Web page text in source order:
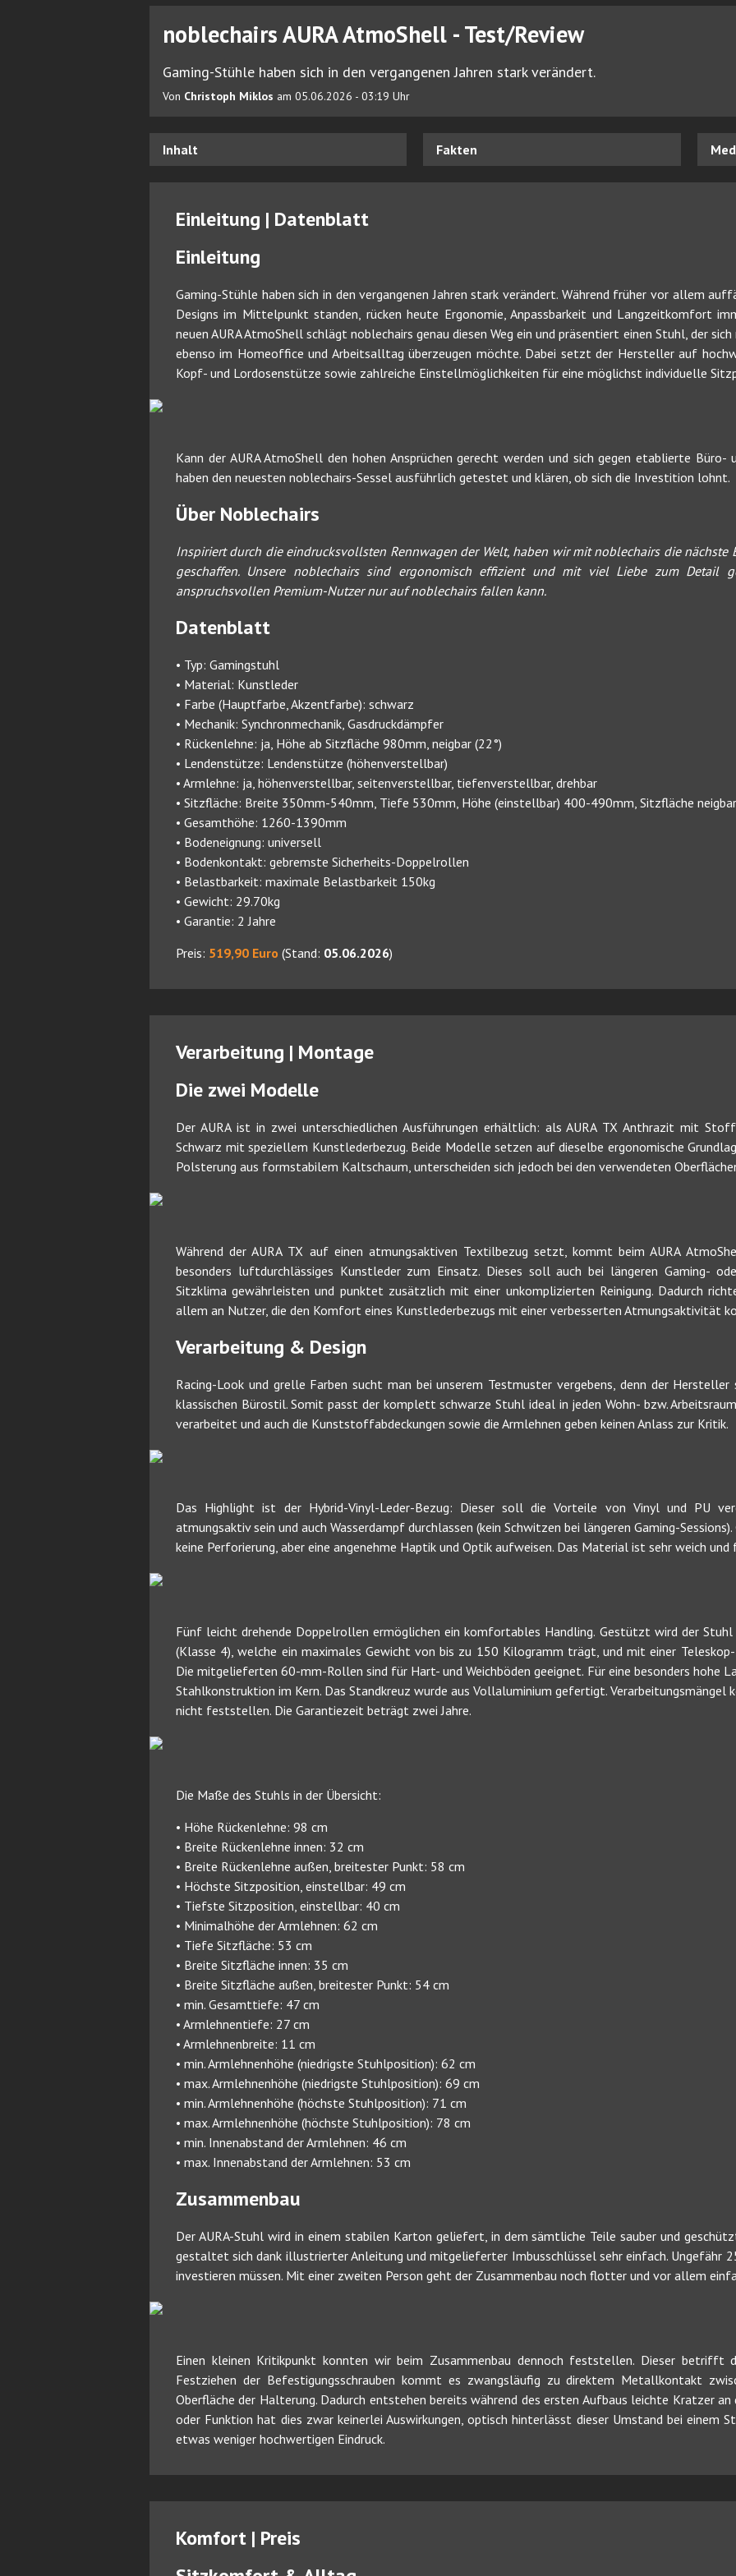
noblechairs AURA AtmoShell - Test/Review
Gaming-Stühle haben sich in den vergangenen Jahren stark verändert.
Von Christoph Miklos am 05.06.2026 - 03:19 Uhr
Inhalt Fakten
Einleitung | Datenblatt
Einleitung
Gaming-Stühle haben sich in den vergangenen Jahren stark verändert. Während früher vor allem
Designs im Mittelpunkt standen, rücken heute Ergonomie, Anpassbarkeit und Langzeitkomfort
neuen AURA AtmoShell schlägt noblechairs genau diesen Weg ein und präsentiert einen Stuhl, der
ebenso im Homeoffice und Arbeitsalltag überzeugen möchte. Dabei setzt der Hersteller auf
Kopf- und Lordosenstütze sowie zahlreiche Einstellmöglichkeiten für eine möglichst individuelle
Kann der AURA AtmoShell den hohen Ansprüchen gerecht werden und sich gegen etablierte Büro-
haben den neuesten noblechairs-Sessel ausführlich getestet und klären, ob sich die Investition lohnt.
Über Noblechairs
Inspiriert durch die eindrucksvollsten Rennwagen der Welt, haben wir mit noblechairs die nächste
geschaffen. Unsere noblechairs sind ergonomisch effizient und mit viel Liebe zum Detail
anspruchsvollen Premium-Nutzer nur auf noblechairs fallen kann.
Datenblatt
• Typ: Gamingstuhl
• Material: Kunstleder
• Farbe (Hauptfarbe, Akzentfarbe): schwarz
• Mechanik: Synchronmechanik, Gasdruckdämpfer
• Rückenlehne: ja, Höhe ab Sitzfläche 980mm, neigbar (22°)
• Lendenstütze: Lendenstütze (höhenverstellbar)
• Armlehne: ja, höhenverstellbar, seitenverstellbar, tiefenverstellbar, drehbar
• Sitzfläche: Breite 350mm-540mm, Tiefe 530mm, Höhe (einstellbar) 400-490mm, Sitzfläche
• Gesamthöhe: 1260-1390mm
• Bodeneignung: universell
• Bodenkontakt: gebremste Sicherheits-Doppelrollen
• Belastbarkeit: maximale Belastbarkeit 150kg
• Gewicht: 29.70kg
• Garantie: 2 Jahre
Preis: 519,90 Euro (Stand: 05.06.2026)
Verarbeitung | Montage
Die zwei Modelle
Der AURA ist in zwei unterschiedlichen Ausführungen erhältlich: als AURA TX Anthrazit mit
Schwarz mit speziellem Kunstlederbezug. Beide Modelle setzen auf dieselbe ergonomische
Polsterung aus formstabilem Kaltschaum, unterscheiden sich jedoch bei den verwendeten
Während der AURA TX auf einen atmungsaktiven Textilbezug setzt, kommt beim AURA
besonders luftdurchlässiges Kunstleder zum Einsatz. Dieses soll auch bei längeren Gaming-
Sitzklima gewährleisten und punktet zusätzlich mit einer unkomplizierten Reinigung. Dadurch
allem an Nutzer, die den Komfort eines Kunstlederbezugs mit einer verbesserten Atmungsaktivität
Verarbeitung & Design
Racing-Look und grelle Farben sucht man bei unserem Testmuster vergebens, denn der
klassischen Bürostil. Somit passt der komplett schwarze Stuhl ideal in jeden Wohn- bzw.
verarbeitet und auch die Kunststoffabdeckungen sowie die Armlehnen geben keinen Anlass zur Kritik.
Das Highlight ist der Hybrid-Vinyl-Leder-Bezug: Dieser soll die Vorteile von Vinyl und PU
atmungsaktiv sein und auch Wasserdampf durchlassen (kein Schwitzen bei längeren Gaming-
keine Perforierung, aber eine angenehme Haptik und Optik aufweisen. Das Material ist sehr weich
Fünf leicht drehende Doppelrollen ermöglichen ein komfortables Handling. Gestützt wird der
(Klasse 4), welche ein maximales Gewicht von bis zu 150 Kilogramm trägt, und mit einer
Die mitgelieferten 60-mm-Rollen sind für Hart- und Weichböden geeignet. Für eine besonders hohe
Stahlkonstruktion im Kern. Das Standkreuz wurde aus Vollaluminium gefertigt. Verarbeitungsmängel
nicht feststellen. Die Garantiezeit beträgt zwei Jahre.
Die Maße des Stuhls in der Übersicht:
• Höhe Rückenlehne: 98 cm
• Breite Rückenlehne innen: 32 cm
• Breite Rückenlehne außen, breitester Punkt: 58 cm
• Höchste Sitzposition, einstellbar: 49 cm
• Tiefste Sitzposition, einstellbar: 40 cm
• Minimalhöhe der Armlehnen: 62 cm
• Tiefe Sitzfläche: 53 cm
• Breite Sitzfläche innen: 35 cm
• Breite Sitzfläche außen, breitester Punkt: 54 cm
• min. Gesamttiefe: 47 cm
• Armlehnentiefe: 27 cm
• Armlehnenbreite: 11 cm
• min. Armlehnenhöhe (niedrigste Stuhlposition): 62 cm
• max. Armlehnenhöhe (niedrigste Stuhlposition): 69 cm
• min. Armlehnenhöhe (höchste Stuhlposition): 71 cm
• max. Armlehnenhöhe (höchste Stuhlposition): 78 cm
• min. Innenabstand der Armlehnen: 46 cm
• max. Innenabstand der Armlehnen: 53 cm
Zusammenbau
Der AURA-Stuhl wird in einem stabilen Karton geliefert, in dem sämtliche Teile sauber und
gestaltet sich dank illustrierter Anleitung und mitgelieferter Imbusschlüssel sehr einfach. Ungefähr
investieren müssen. Mit einer zweiten Person geht der Zusammenbau noch flotter und vor allem
Einen kleinen Kritikpunkt konnten wir beim Zusammenbau dennoch feststellen. Dieser betrifft
Festziehen der Befestigungsschrauben kommt es zwangsläufig zu direktem Metallkontakt
Oberfläche der Halterung. Dadurch entstehen bereits während des ersten Aufbaus leichte Kratzer
oder Funktion hat dies zwar keinerlei Auswirkungen, optisch hinterlässt dieser Umstand bei einem
etwas weniger hochwertigen Eindruck.
Komfort | Preis